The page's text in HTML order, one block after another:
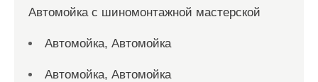
Автомойка с шиномонтажной мастерской
Автомойка, Автомойка
Автомойка, Автомойка